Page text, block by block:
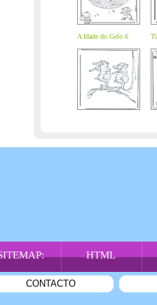
A Idade do Gelo 6
HTML
CONTACTO